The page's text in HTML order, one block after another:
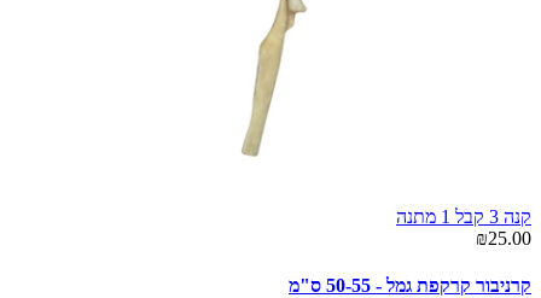
קנה 3 קבל 1 מתנה
₪25.00
קרניבור קרקפת גמל - 50-55 ס"מ